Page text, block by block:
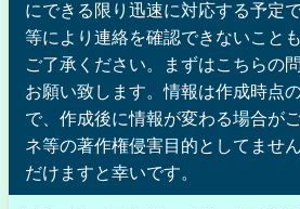
にできる限り迅速に対応する予定
等により連絡を確認できないこと
ご了承ください。まずはこちらの
お願い致します。情報は作成時点
で、作成後に情報が変わる場合が
ネ等の著作権侵害目的としてませ
だけますと幸いです。